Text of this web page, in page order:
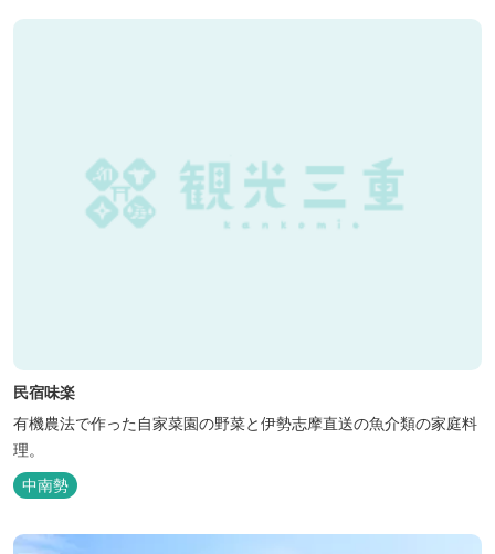
民宿味楽
有機農法で作った自家菜園の野菜と伊勢志摩直送の魚介類の家庭料
理。
中南勢